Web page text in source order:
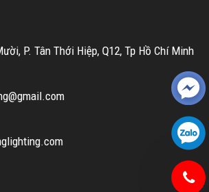
P. Tân Thới Hiệp, Q12, Tp Hồ Chí Minh